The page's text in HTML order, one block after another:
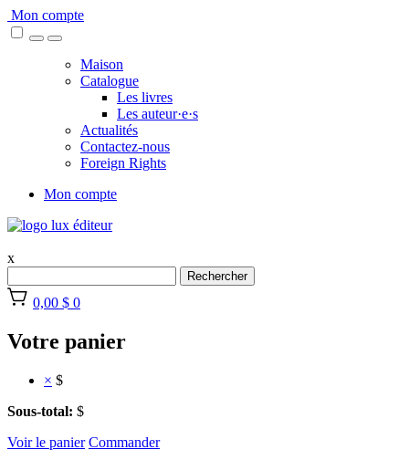
Skip
to
Mon compte
Maison
Catalogue
Les livres
Les auteur·e·s
Actualités
Contactez-nous
Foreign Rights
Mon compte
x
Rechercher
0,00 $ 0
Votre panier
× $
Sous-total: $
Voir le panier Commander